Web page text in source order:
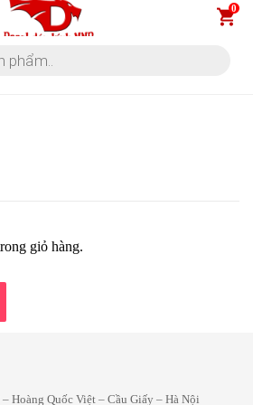
0
giỏ hàng.
– Hoàng Quốc Việt – Cầu Giấy – Hà Nội